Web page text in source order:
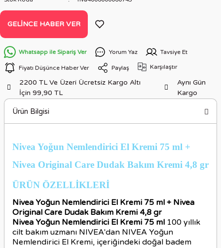
GELINCE HABER VER
Whatsapp ile Sipariş Ver Yorum Yaz Tavsiye Et
Fiyatı Düşünce Haber Ver Paylaş Karşılaştır
2200 TL Ve Üzeri Ücretsiz Kargo Altı
İçin 99,90 TL
Aynı Gün
Kargo
Ürün Bilgisi
Nivea Yoğun Nemlendirici El Kremi 75 ml +
Nivea Original Care Dudak Bakım Kremi 4,8 gr
ÜRÜN ÖZELLİKLERİ
Nivea Yoğun Nemlendirici El Kremi 75 ml + Nivea
Original Care Dudak Bakım Kremi 4,8 gr
Nivea Yoğun Nemlendirici El Kremi 75 ml 100 yıllık
cilt bakım uzmanı NIVEA'dan NIVEA Yoğun
Nemlendirici El Kremi, içeriğindeki doğal badem